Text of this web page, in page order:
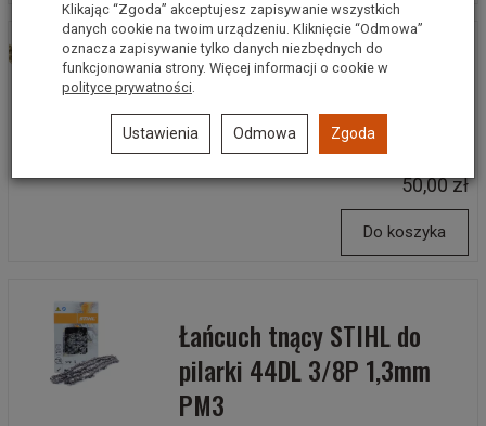
Łańcuch tnący LONGER do
pilarki 56DL 325" 1,3mm
50,00 zł
Do koszyka
Łańcuch tnący STIHL do
pilarki 44DL 3/8P 1,3mm
PM3
Klikając “Zgoda” akceptujesz zapisywanie wszystkich
danych cookie na twoim urządzeniu. Kliknięcie “Odmowa”
oznacza zapisywanie tylko danych niezbędnych do
funkcjonowania strony. Więcej informacji o cookie w
polityce prywatności.
Ustawienia Odmowa Zgoda